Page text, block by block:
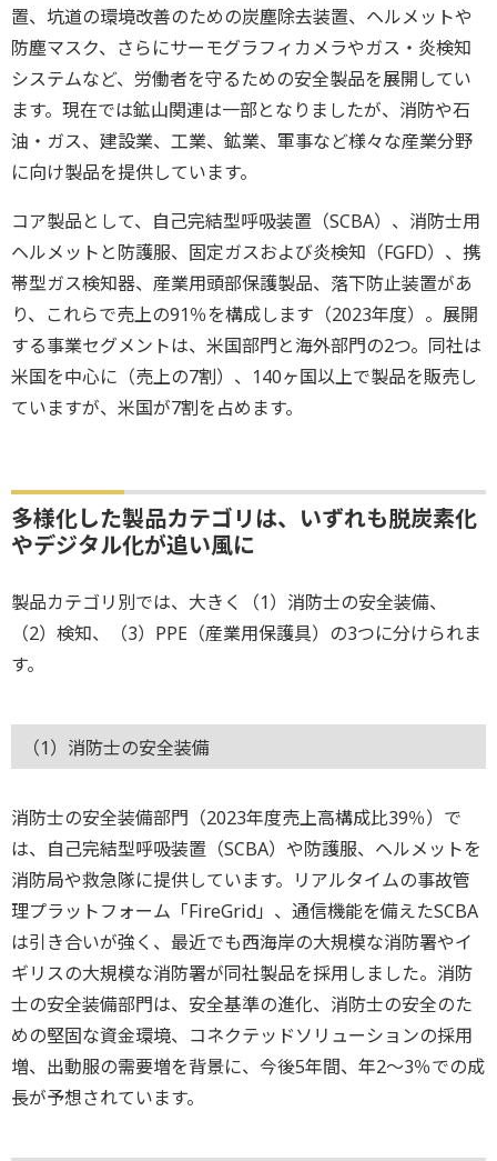
置、坑道の環境改善のための炭塵除去装置、ヘルメットや
防塵マスク、さらにサーモグラフィカメラやガス・炎検知
システムなど、労働者を守るための安全製品を展開してい
ます。現在では鉱山関連は一部となりましたが、消防や石
油・ガス、建設業、工業、鉱業、軍事など様々な産業分野
に向け製品を提供しています。
コア製品として、自己完結型呼吸装置（SCBA）、消防士用
ヘルメットと防護服、固定ガスおよび炎検知（FGFD）、携
帯型ガス検知器、産業用頭部保護製品、落下防止装置があ
り、これらで売上の91％を構成します（2023年度）。展開
する事業セグメントは、米国部門と海外部門の2つ。同社は
米国を中心に（売上の7割）、140ヶ国以上で製品を販売し
ていますが、米国が7割を占めます。
多様化した製品カテゴリは、いずれも脱炭素化
やデジタル化が追い風に
製品カテゴリ別では、大きく（1）消防士の安全装備、
（2）検知、（3）PPE（産業用保護具）の3つに分けられま
す。
（1）消防士の安全装備
消防士の安全装備部門（2023年度売上高構成比39％）で
は、自己完結型呼吸装置（SCBA）や防護服、ヘルメットを
消防局や救急隊に提供しています。リアルタイムの事故管
理プラットフォーム「FireGrid」、通信機能を備えたSCBA
は引き合いが強く、最近でも西海岸の大規模な消防署やイ
ギリスの大規模な消防署が同社製品を採用しました。消防
士の安全装備部門は、安全基準の進化、消防士の安全のた
めの堅固な資金環境、コネクテッドソリューションの採用
増、出動服の需要増を背景に、今後5年間、年2～3％での成
長が予想されています。